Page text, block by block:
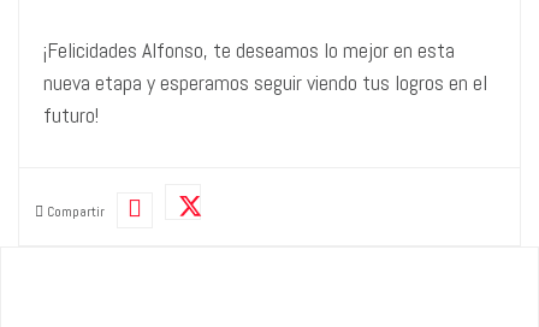
¡Felicidades Alfonso, te deseamos lo mejor en esta
nueva etapa y esperamos seguir viendo tus logros en el
futuro!
Compartir